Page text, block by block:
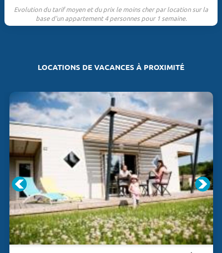
Evolution du tarif moyen et du prix le moins cher par location sur la
base d'un appartement 4 personnes pour 1 semaine.
LOCATIONS DE VACANCES À PROXIMITÉ